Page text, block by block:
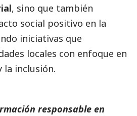
, sino que también
social positivo en la
iniciativas que
locales con enfoque en
la inclusión.
responsable en